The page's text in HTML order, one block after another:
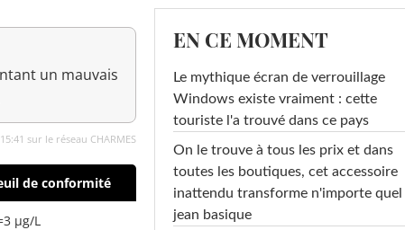
un mauvais
sur le réseau CHARMES
de conformité
µg/L
EN CE MOMENT
Le mythique écran de verrouillage
Windows existe vraiment : cette
touriste l'a trouvé dans ce pays
On le trouve à tous les prix et dans
toutes les boutiques, cet accessoire
inattendu transforme n'importe quel
jean basique